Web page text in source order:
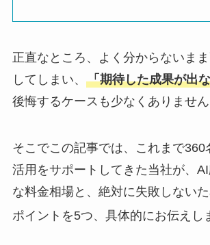
正直なところ、よく分からないま
してしまい、 「期待した成果が出
後悔するケースも少なくありません
そこでこの記事では、これまで360
活用をサポートしてきた当社が、
な料金相場と、絶対に失敗しない
ポイントを5つ、具体的にお伝えし